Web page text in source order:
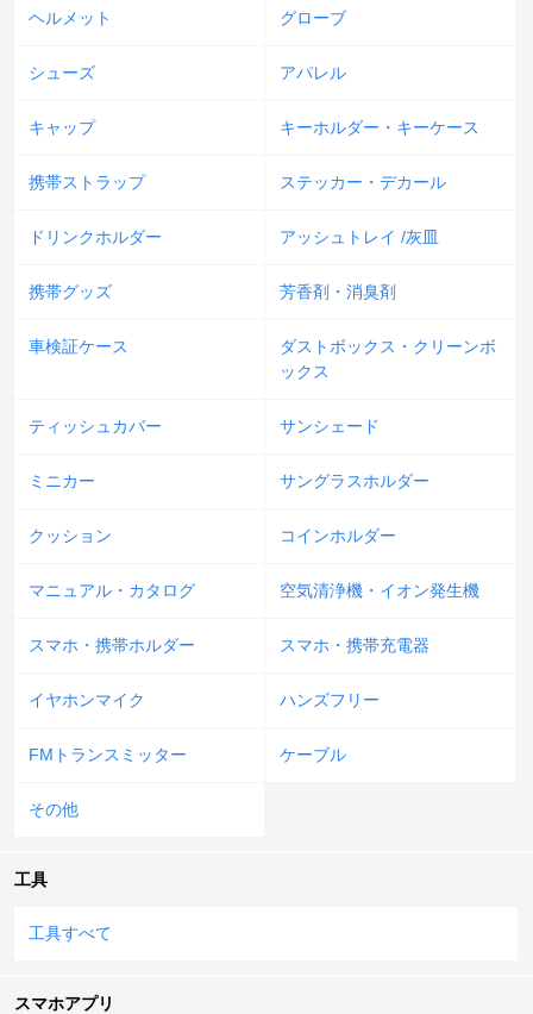
ヘルメット グローブ
シューズ アパレル
キャップ キーホルダー・キーケース
携帯ストラップ ステッカー・デカール
ドリンクホルダー アッシュトレイ /灰皿
携帯グッズ 芳香剤・消臭剤
車検証ケース
ダストボックス・クリーンボ
ックス
ティッシュカバー サンシェード
ミニカー サングラスホルダー
クッション コインホルダー
マニュアル・カタログ 空気清浄機・イオン発生機
スマホ・携帯ホルダー スマホ・携帯充電器
イヤホンマイク ハンズフリー
FMトランスミッター ケーブル
その他
工具
工具すべて
スマホアプリ